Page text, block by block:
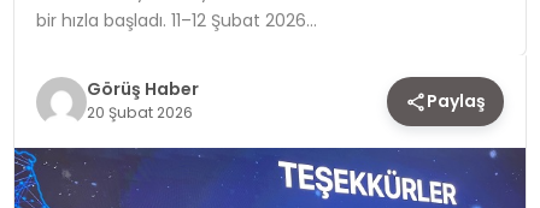
YAŞAM
bir hızla başladı. 11–12 Şubat 2026…
Görüş Haber
20 Şubat 2026 Paylaş